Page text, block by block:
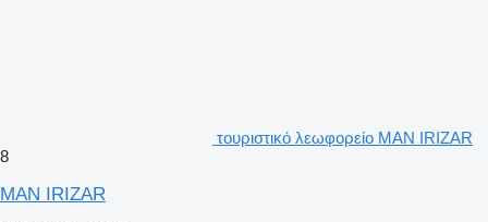
τουριστικό λεωφορείο MAN IRIZAR
8
MAN IRIZAR